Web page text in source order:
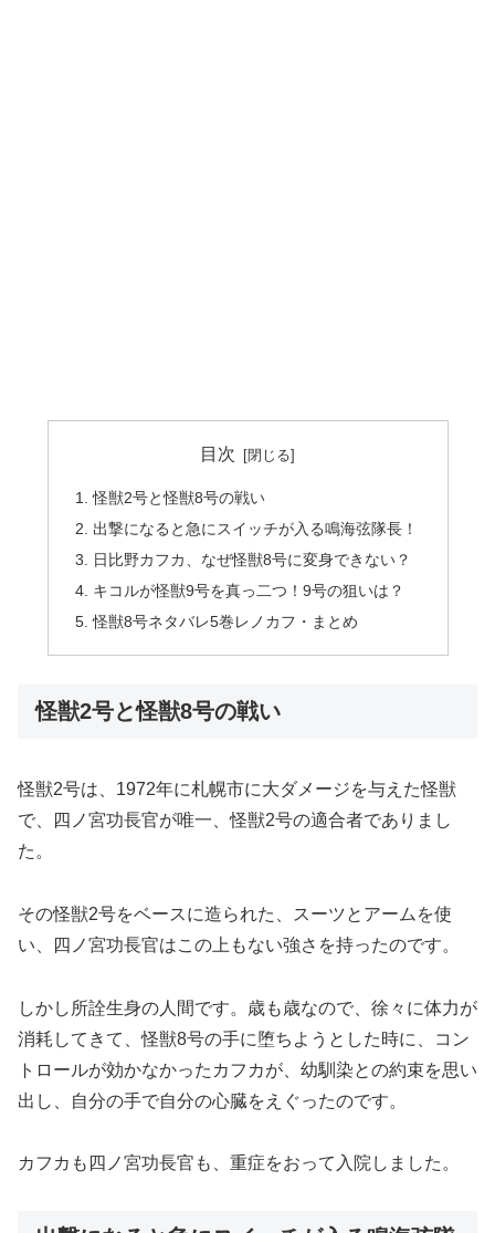
目次
怪獣2号と怪獣8号の戦い
出撃になると急にスイッチが入る鳴海弦隊長！
日比野カフカ、なぜ怪獣8号に変身できない？
キコルが怪獣9号を真っ二つ！9号の狙いは？
怪獣8号ネタバレ5巻レノカフ・まとめ
怪獣2号と怪獣8号の戦い
怪獣2号は、1972年に札幌市に大ダメージを与えた怪獣
で、四ノ宮功長官が唯一、怪獣2号の適合者でありまし
た。
その怪獣2号をベースに造られた、スーツとアームを使
い、四ノ宮功長官はこの上もない強さを持ったのです。
しかし所詮生身の人間です。歳も歳なので、徐々に体力が
消耗してきて、怪獣8号の手に堕ちようとした時に、コン
トロールが効かなかったカフカが、幼馴染との約束を思い
出し、自分の手で自分の心臓をえぐったのです。
カフカも四ノ宮功長官も、重症をおって入院しました。